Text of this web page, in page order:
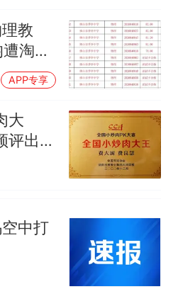
教
淘
招
面核查
APP专享
大
评出
中打